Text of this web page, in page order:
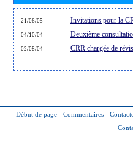
21/06/05 Invitations pour la
04/10/04 Deuxième
02/08/04 CRR chargée de
Début de page - Commentaires -